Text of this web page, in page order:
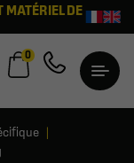
MATÉRIEL DE
0